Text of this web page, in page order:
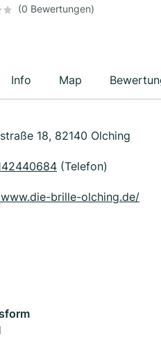
(0 Bewertungen)
Info Map
18, 82140 Olching
(Telefon)
brille-olching.de/